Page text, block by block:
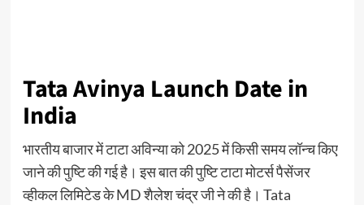
Tata Avinya Launch Date in
India
भारतीय बाजार में टाटा अविन्या को 2025 में किसी समय लॉन्च किए
जाने की पुष्टि की गई है। इस बात की पुष्टि टाटा मोटर्स पैसेंजर
व्हीकल लिमिटेड के MD शैलेश चंद्र जी ने की है। Tata